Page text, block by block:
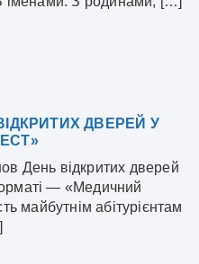
ДВЕРЕЙ У
День відкритих дверей
— «Медичний
майбутнім абітурієнтам